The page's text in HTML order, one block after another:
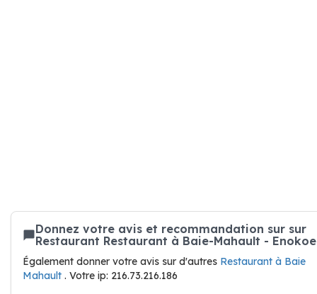
Donnez votre avis et recommandation sur sur
Restaurant Restaurant à Baie-Mahault - Enokoe
Également donner votre avis sur d'autres Restaurant à Baie
Mahault . Votre ip: 216.73.216.186